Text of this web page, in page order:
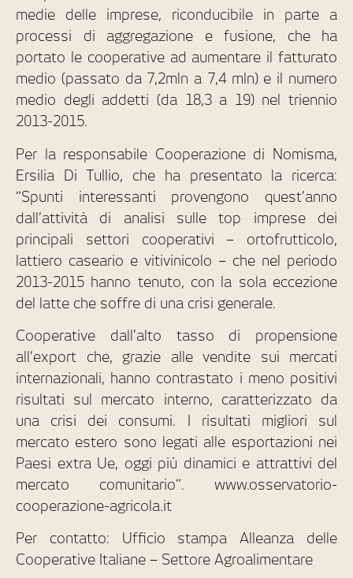
medie delle imprese, riconducibile in parte a
processi di aggregazione e fusione, che ha
portato le cooperative ad aumentare il fatturato
medio (passato da 7,2mln a 7,4 mln) e il numero
medio degli addetti (da 18,3 a 19) nel triennio
2013-2015.
Per la responsabile Cooperazione di Nomisma,
Ersilia Di Tullio, che ha presentato la ricerca:
“Spunti interessanti provengono quest’anno
dall’attività di analisi sulle top imprese dei
principali settori cooperativi – ortofrutticolo,
lattiero caseario e vitivinicolo – che nel periodo
2013-2015 hanno tenuto, con la sola eccezione
del latte che soffre di una crisi generale.
Cooperative dall’alto tasso di propensione
all’export che, grazie alle vendite sui mercati
internazionali, hanno contrastato i meno positivi
risultati sul mercato interno, caratterizzato da
una crisi dei consumi. I risultati migliori sul
mercato estero sono legati alle esportazioni nei
Paesi extra Ue, oggi più dinamici e attrattivi del
mercato comunitario”. www.osservatorio-
cooperazione-agricola.it
Per contatto: Ufficio stampa Alleanza delle
Cooperative Italiane – Settore Agroalimentare